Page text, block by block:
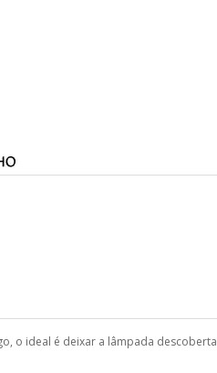
o ideal é deixar a lâmpada descoberta